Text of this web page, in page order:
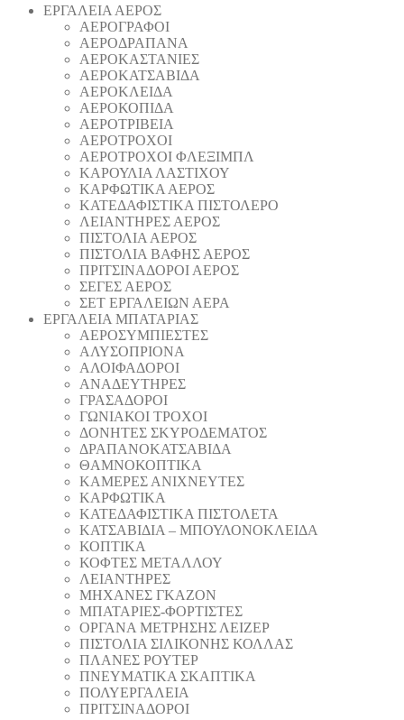
ΕΡΓΑΛΕΙΑ ΑΕΡΟΣ
ΑΕΡΟΓΡΑΦΟΙ
ΑΕΡΟΔΡΑΠΑΝA
ΑΕΡΟΚΑΣΤΑΝΙΕΣ
ΑΕΡΟΚΑΤΣΑΒΙΔΑ
ΑΕΡΟΚΛΕΙΔΑ
ΑΕΡΟΚΟΠΙΔΑ
ΑΕΡΟΤΡΙΒΕΙΑ
ΑΕΡΟΤΡΟΧΟΙ
ΑΕΡΟΤΡΟΧΟΙ ΦΛΕΞΙΜΠΛ
ΚΑΡΟΥΛΙΑ ΛΑΣΤΙΧΟΥ
ΚΑΡΦΩΤΙΚΑ ΑΕΡΟΣ
ΚΑΤΕΔΑΦΙΣΤΙΚΑ ΠΙΣΤΟΛΕΡΟ
ΛΕΙΑΝΤΗΡΕΣ ΑΕΡΟΣ
ΠΙΣΤΟΛΙΑ ΑΕΡΟΣ
ΠΙΣΤΟΛΙΑ ΒΑΦΗΣ ΑΕΡΟΣ
ΠΡΙΤΣΙΝΑΔΟΡΟΙ ΑΕΡΟΣ
ΣΕΓΕΣ ΑΕΡΟΣ
ΣΕΤ ΕΡΓΑΛΕΙΩΝ ΑΕΡΑ
ΕΡΓΑΛΕΙΑ ΜΠΑΤΑΡΙΑΣ
AEΡΟΣΥΜΠΙΕΣΤΕΣ
AΛΥΣΟΠΡΙΟΝΑ
ΑΛΟΙΦΑΔOΡΟI
ΑΝΑΔΕΥΤΗΡΕΣ
ΓΡΑΣΑΔΟΡΟΙ
ΓΩΝΙΑΚΟΙ ΤΡΟΧΟΙ
ΔΟΝΗΤΕΣ ΣΚΥΡΟΔΕΜΑΤΟΣ
ΔΡΑΠΑΝΟΚΑΤΣΑΒΙΔΑ
ΘAΜΝΟΚΟΠΤΙΚΑ
ΚΑΜΕΡΕΣ ΑΝΙΧΝΕΥΤΕΣ
ΚΑΡΦΩΤΙΚΑ
ΚΑΤΕΔΑΦΙΣΤΙΚΑ ΠΙΣΤΟΛΕΤΑ
ΚΑΤΣΑΒΙΔΙΑ – ΜΠΟΥΛΟΝΟΚΛΕΙΔΑ
ΚΟΠΤΙΚA
ΚΟΦΤΕΣ ΜΕΤΑΛΛΟΥ
ΛΕΙΑΝΤΗΡEΣ
ΜΗΧΑΝΕΣ ΓΚΑΖΟΝ
ΜΠΑΤΑΡΙΕΣ-ΦΟΡΤΙΣΤΕΣ
ΟΡΓΑΝΑ ΜΕΤΡΗΣΗΣ ΛΕΙΖΕΡ
ΠΙΣΤΟΛΙA ΣΙΛΙΚΟΝΗΣ ΚΟΛΛΑΣ
ΠΛΑΝΕΣ ΡΟΥΤΕΡ
ΠΝΕΥΜΑΤΙΚΑ ΣΚΑΠΤΙΚΑ
ΠΟΛΥΕΡΓΑΛΕΙΑ
ΠΡΙΤΣΙΝΑΔΟΡΟΙ